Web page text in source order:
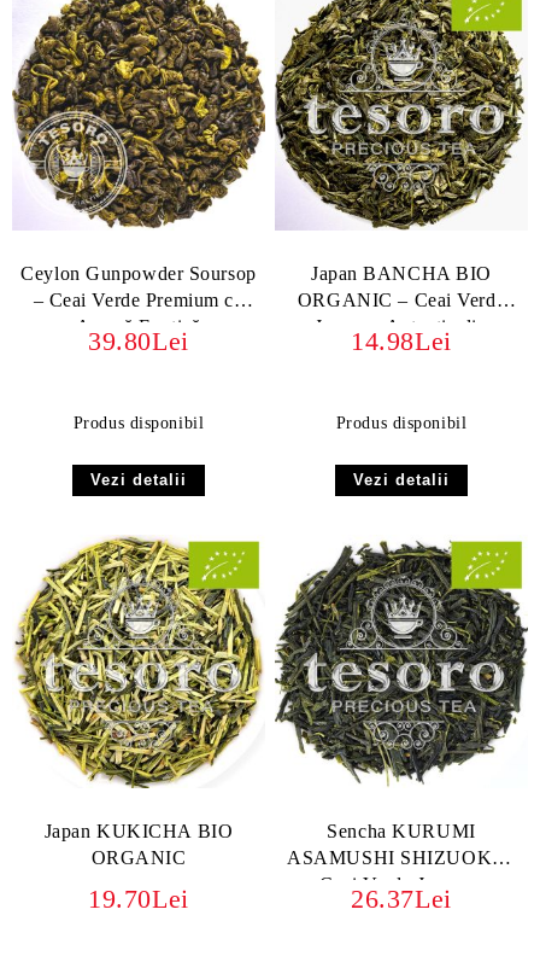
Ceylon Gunpowder Soursop
– Ceai Verde Premium cu
Aromă Exotică
39.80Lei
Produs disponibil
Vezi detalii
Japan BANCHA BIO
ORGANIC – Ceai Verde
Japonez Autentic din
Kagoshima
14.98Lei
Produs disponibil
Vezi detalii
Japan KUKICHA BIO
ORGANIC
19.70Lei
Sencha KURUMI
ASAMUSHI SHIZUOKA |
Ceai Verde Japonez
Premium BIO ORGANIC
26.37Lei